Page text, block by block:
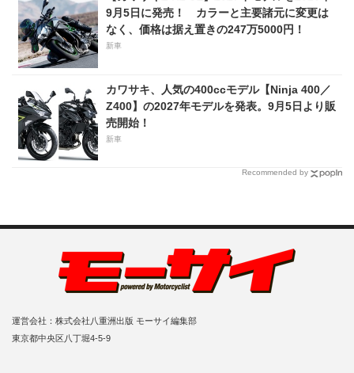
9月5日に発売！ カラーと主要諸元に変更は
なく、価格は据え置きの247万5000円！
新車
カワサキ、人気の400ccモデル【Ninja 400／
Z400】の2027年モデルを発表。9月5日より販
売開始！
新車
Recommended by
運営会社：株式会社八重洲出版 モーサイ編集部
東京都中央区八丁堀4-5-9